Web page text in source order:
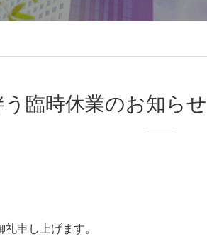
臨時休業のお知らせ
申し上げます。